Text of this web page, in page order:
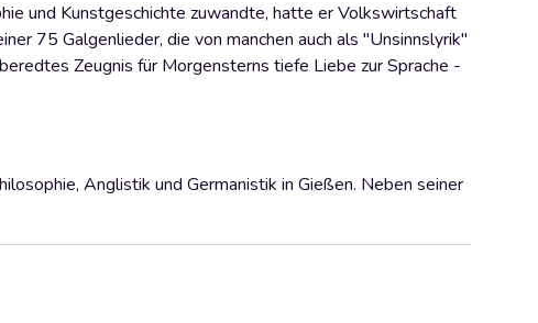
und Kunstgeschichte zuwandte, hatte er Volkswirtschaft
75 Galgenlieder, die von manchen auch als "Unsinnslyrik"
Zeugnis für Morgensterns tiefe Liebe zur Sprache -
Anglistik und Germanistik in Gießen. Neben seiner